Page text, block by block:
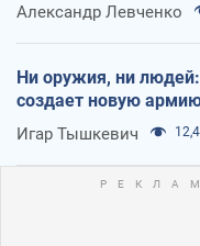
Александр Левченко
Ни оружия, ни
создает новую
Игар Тышкевич